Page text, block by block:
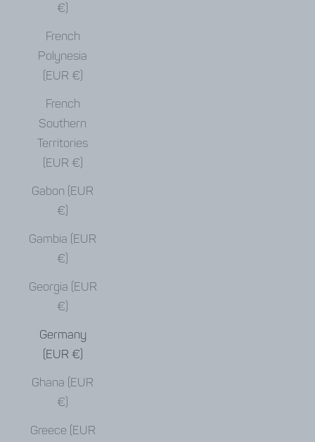
€)
French
Polynesia
(EUR €)
French
Southern
Territories
(EUR €)
Gabon (EUR
€)
Gambia (EUR
€)
Georgia (EUR
€)
Germany
(EUR €)
Ghana (EUR
€)
Greece (EUR